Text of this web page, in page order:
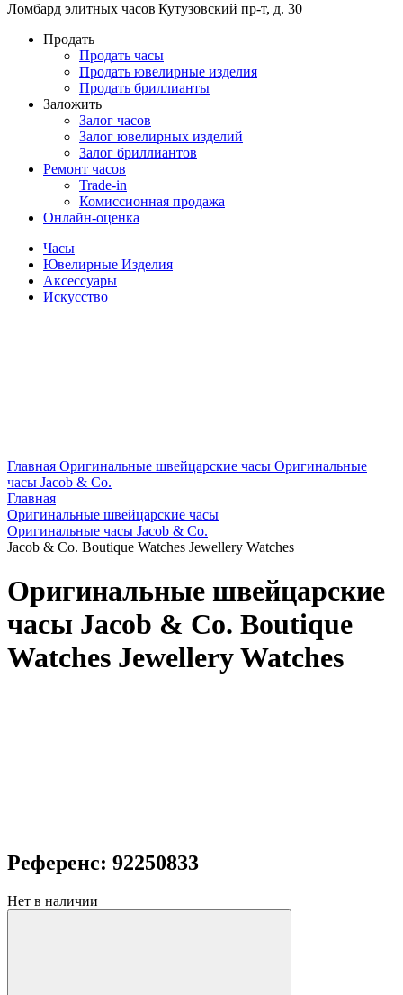
Ломбард элитных часов|Кутузовский пр-т, д. 30
Продать
Продать часы
Продать ювелирные изделия
Продать бриллианты
Заложить
Залог часов
Залог ювелирных изделий
Залог бриллиантов
Ремонт часов
Trade-in
Комиссионная продажа
Онлайн-оценка
Часы
Ювелирные Изделия
Аксессуары
Искусство
Главная Оригинальные швейцарские часы Оригинальные
часы Jacob & Co.
Главная
Оригинальные швейцарские часы
Оригинальные часы Jacob & Co.
Jacob & Co. Boutique Watches Jewellery Watches
Оригинальные швейцарские
часы Jacob & Co. Boutique
Watches Jewellery Watches
Референс: 92250833
Нет в наличии